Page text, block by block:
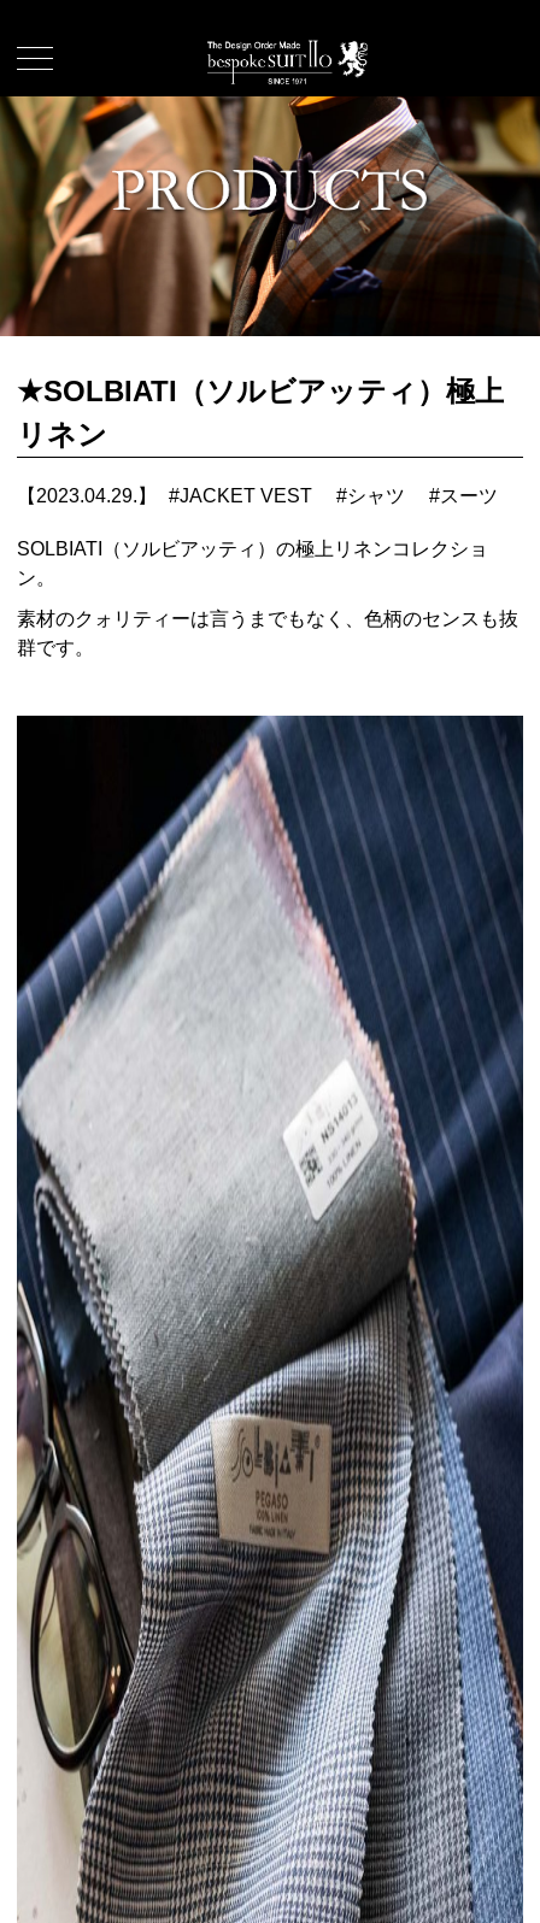
★SOLBIATI（ソルビアッティ）極上
リネン
【2023.04.29.】 #JACKET VEST #シャツ #スーツ
SOLBIATI（ソルビアッティ）の極上リネンコレクショ
ン。
素材のクォリティーは言うまでもなく、色柄のセンスも抜
群です。